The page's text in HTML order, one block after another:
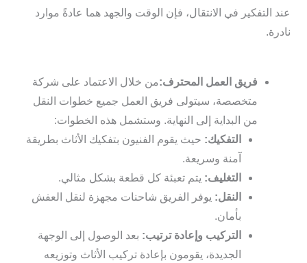
عند التفكير في الانتقال، فإن الوقت والجهد هما عادةً موارد
نادرة.
فريق العمل المحترف:من خلال الاعتماد على شركة
متخصصة، سيتولى فريق العمل جميع خطوات النقل
من البداية إلى النهاية. وستشمل هذه الخطوات:
التفكيك: حيث يقوم الفنيون بتفكيك الأثاث بطريقة
آمنة وسريعة.
التغليف: يتم تعبئة كل قطعة بشكل مثالي.
النقل: يوفر الفريق شاحنات مجهزة لنقل العفش
بأمان.
التركيب وإعادة ترتيب: بعد الوصول إلى الوجهة
الجديدة، يقومون بإعادة تركيب الأثاث وتوزيعه